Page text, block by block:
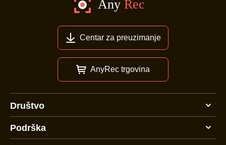
Centar za preuzimanje
AnyRec trgovina
Društvo
Podrška